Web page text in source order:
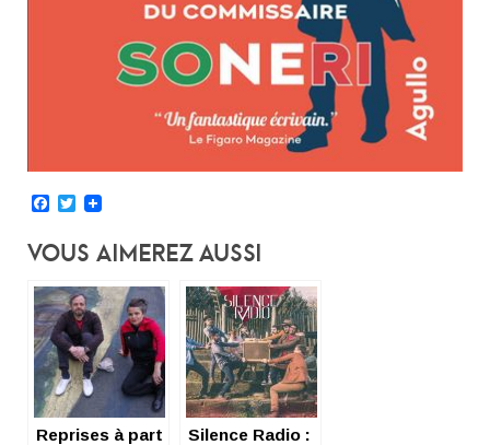
Facebook
Twitter
Vous Aimerez Aussi
Reprises à part
Silence Radio :